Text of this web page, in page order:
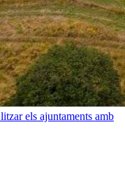
els ajuntaments amb